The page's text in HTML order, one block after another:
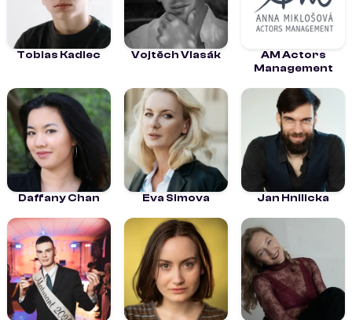
Tobias Kadlec Vojtěch Vlasák
AM Actors
Management
Daffany Chan Eva Simova Jan Hnilicka